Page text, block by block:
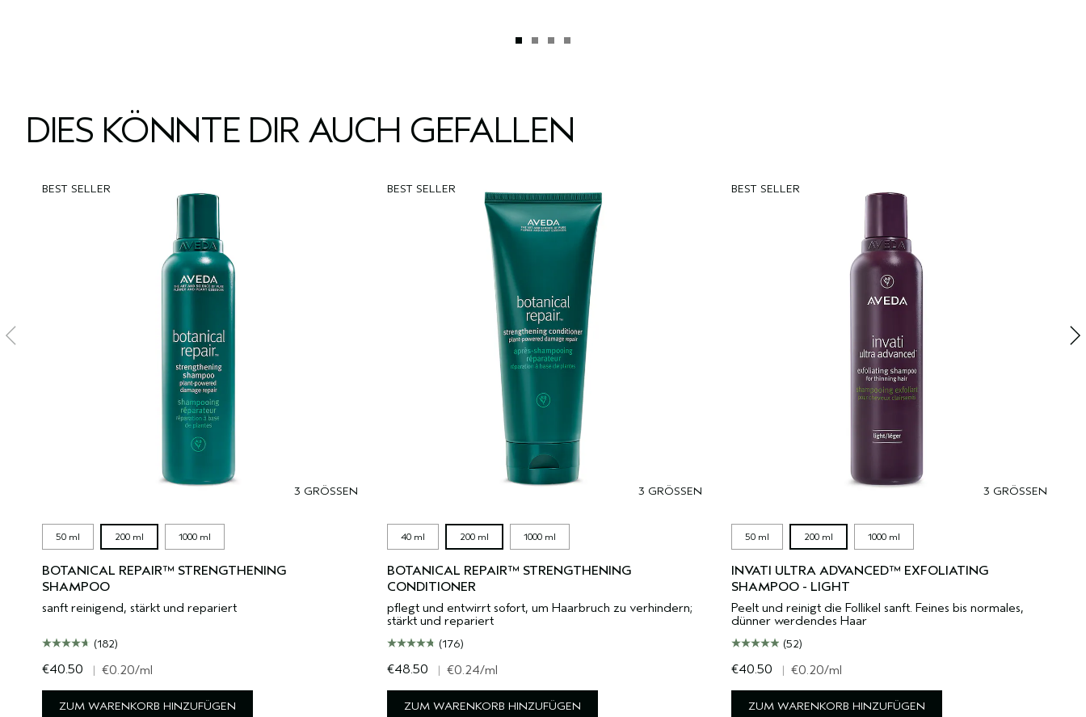
DIES KÖNNTE DIR AUCH GEFALLEN
BEST SELLER
3 GRÖSSEN
50 ml 200 ml 1000 ml
BOTANICAL REPAIR™ STRENGTHENING
SHAMPOO
sanft reinigend, stärkt und repariert
(182)
€40.50 | €0.20/ml
ZUM WARENKORB HINZUFÜGEN
BEST SELLER
3 GRÖSSEN
40 ml 200 ml 1000 ml
BOTANICAL REPAIR™ STRENGTHENING
CONDITIONER
pflegt und entwirrt sofort, um Haarbruch zu verhindern;
stärkt und repariert
(176)
€48.50 | €0.24/ml
ZUM WARENKORB HINZUFÜGEN
BEST SELLER
3 GRÖSSEN
50 ml 200 ml 1000 ml
INVATI ULTRA ADVANCED™ EXFOLIATING
SHAMPOO - LIGHT
Peelt und reinigt die Follikel sanft. Feines bis normales,
dünner werdendes Haar
(52)
€40.50 | €0.20/ml
ZUM WARENKORB HINZUFÜGEN